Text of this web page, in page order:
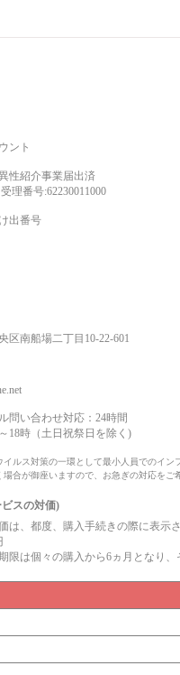
ント
性紹介事業届出済
理番号:62230011000
出番号
区南船場二丁目10-22-601
問い合わせ対応：24時間
18時（土日祝祭日を除く)
ルス対策の一環として最小人員でのイン
場合が御座いますので、お急ぎの対応を
スの対価)
は、都度、購入手続きの際に表示さ
限は個々の購入から6ヵ月となり、